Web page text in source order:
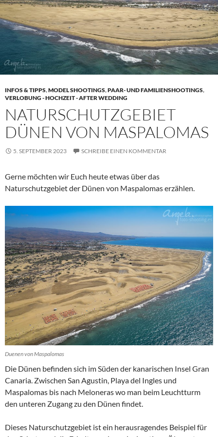
INFOS & TIPPS,MODEL SHOOTINGS,PAAR- UND FAMILIENSHOOTINGS,
VERLOBUNG - HOCHZEIT - AFTER WEDDING
NATURSCHUTZGEBIET
DÜNEN VON MASPALOMAS
5. SEPTEMBER 2023 SCHREIBE EINEN KOMMENTAR
Gerne möchten wir Euch heute etwas über das
Naturschutzgebiet der Dünen von Maspalomas erzählen.
Duenen von Maspalomas
Die Dünen befinden sich im Süden der kanarischen Insel Gran
Canaria. Zwischen San Agustin, Playa del Ingles und
Maspalomas bis nach Meloneras wo man beim Leuchtturm
den unteren Zugang zu den Dünen findet.
Dieses Naturschutzgebiet ist ein herausragendes Beispiel für